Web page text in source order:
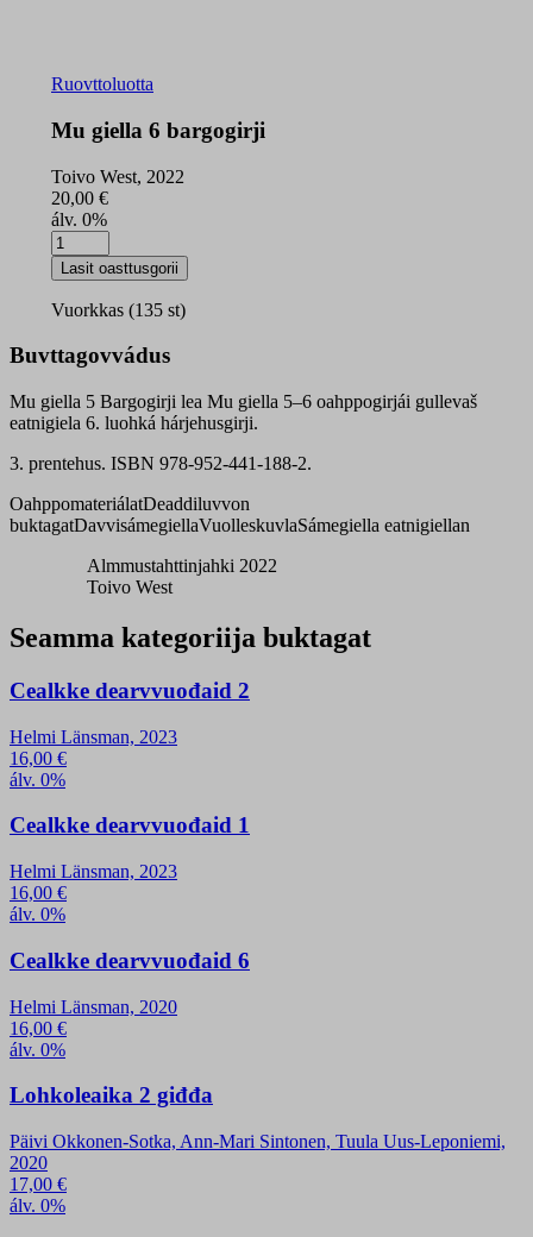
Ruovttoluotta
Mu giella 6 bargogirji
Toivo West, 2022
20,00 €
álv. 0%
Mu
giella
6
bargogirji
Lasit oasttusgorii
Vuorkkas (135 st)
Buvttagovvádus
Mu giella 5 Bargogirji lea Mu giella 5–6 oahppogirjái gullevaš
eatnigiela 6. luohká hárjehusgirji.
3. prentehus. ISBN 978-952-441-188-2.
OahppomateriálatDeaddiluvvon
buktagatDavvisámegiellaVuolleskuvlaSámegiella eatnigiellan
Almmustahttinjahki 2022
Toivo West
Seamma kategoriija buktagat
Cealkke dearvvuođaid 2
Helmi Länsman, 2023
16,00 €
álv. 0%
Cealkke dearvvuođaid 1
Helmi Länsman, 2023
16,00 €
álv. 0%
Cealkke dearvvuođaid 6
Helmi Länsman, 2020
16,00 €
álv. 0%
Lohkoleaika 2 giđđa
Päivi Okkonen-Sotka, Ann-Mari Sintonen, Tuula Uus-Leponiemi,
2020
17,00 €
álv. 0%